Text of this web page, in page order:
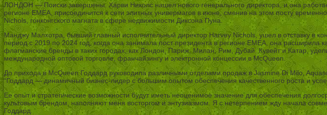
ЛОНДОН — Поиски завершены. Харви Николс нашел нового генерального директора, и она
регионе EMEA, присоединится к сети элитных универмагов в июне, сменив на этом посту
Nichols, гонконгского магната в сфере недвижимости Диксона Пуна.
Манджу Малхотра, бывший главный исполнительный директор Harvey Nichols, ушел в отставку в
период с 2019 по 2024 год, когда она занимала пост президента в регионе EMEA, она
флагманские бренды в таких городах, как Лондон, Париж, Милан, Рим, Дубай, Кувейт и Катар,
международной оптовой торговле, франчайзингу и электронной концессии в McQueen.
До прихода в McQueen Годдард руководила различными отделами продаж в Jasmine Di Milo,
“Годдард — динамичный бизнес-лидер с большим опытом обеспечения качественного роста и
Ее опыт и стратегические возможности будут иметь неоценимое значение для обеспечения
культовым брендом, наполняют меня восторгом и энтузиазмом. Я с нетерпением жду начала
Годдард.